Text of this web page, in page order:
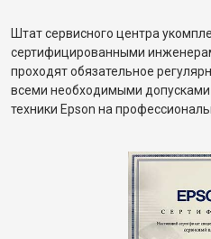
Штат сервисного центра
сертифицированными
проходят обязательное
всеми необходимыми
техники Epson на